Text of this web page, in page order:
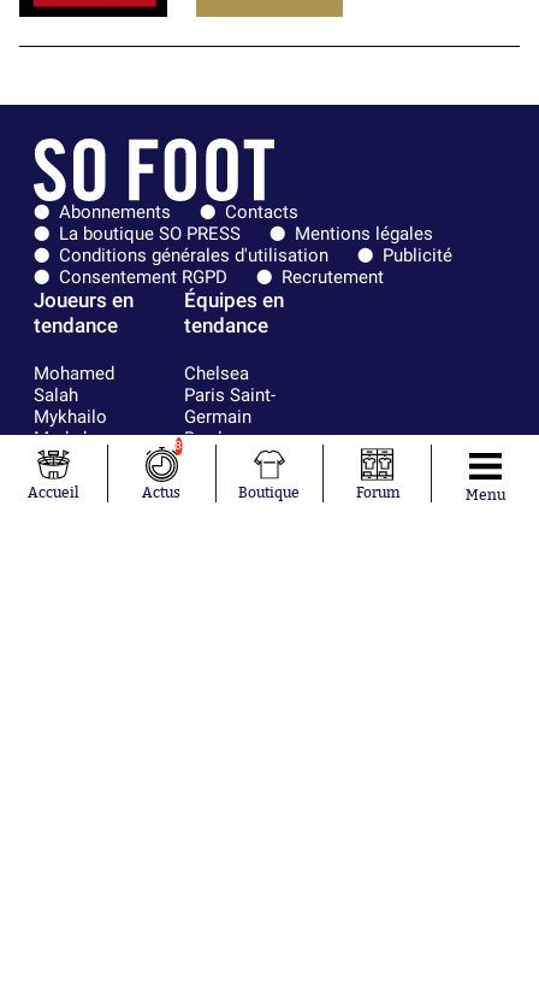
Abonnements
Contacts
La boutique SO PRESS
Mentions légales
Conditions générales d'utilisation
Publicité
Consentement RGPD
Recrutement
Joueurs en
tendance
Mohamed
Salah
Mykhailo
Mudryk
Neymar
Khalis Merah
Loïs Openda
Équipes en
tendance
Chelsea
Paris Saint-
Germain
Bordeaux
Olympique
lyonnais
FIFA
Accueil
8
Actus Boutique Forum Menu